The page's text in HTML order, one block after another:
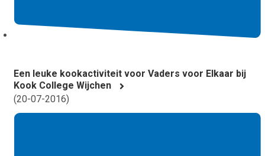
Een leuke kookactiviteit voor Vaders voor Elkaar bij
Kook College Wijchen
(20-07-2016)